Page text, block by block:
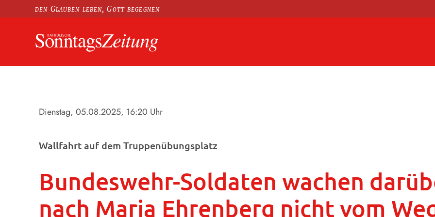
den Glauben leben, Gott begegnen
Dienstag, 05.08.2025, 16:20 Uhr
Wallfahrt auf dem Truppenübungsplatz
Bundeswehr-Soldaten wachen
nach Maria Ehrenberg nicht vom